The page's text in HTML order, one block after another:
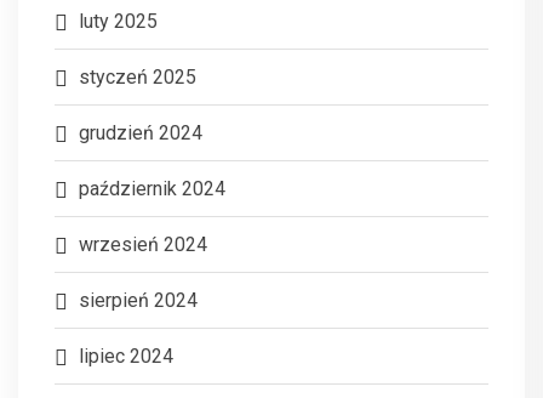
luty 2025
styczeń 2025
grudzień 2024
październik 2024
wrzesień 2024
sierpień 2024
lipiec 2024